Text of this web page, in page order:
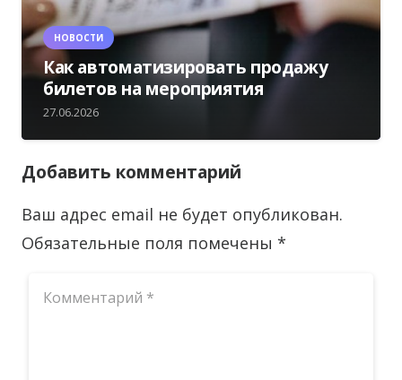
НОВОСТИ
Как автоматизировать продажу
билетов на мероприятия
27.06.2026
Добавить комментарий
Ваш адрес email не будет опубликован.
Обязательные поля помечены *